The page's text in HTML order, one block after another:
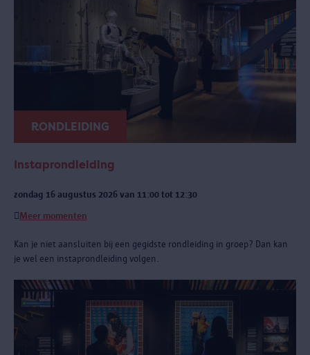
RONDLEIDING
Instaprondleiding
zondag 16 augustus 2026 van 11:00 tot 12:30
Meer momenten
Kan je niet aansluiten bij een gegidste rondleiding in groep? Dan kan
je wel een instaprondleiding volgen.